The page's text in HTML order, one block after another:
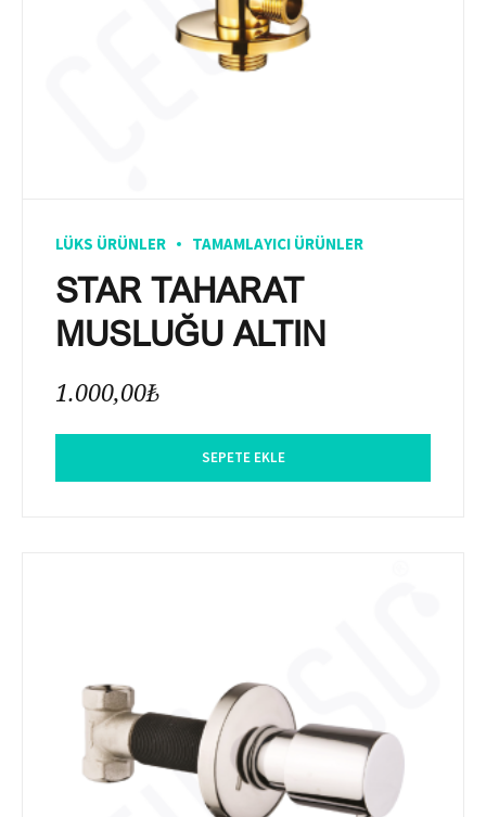
LÜKS ÜRÜNLER TAMAMLAYICI ÜRÜNLER
STAR TAHARAT
MUSLUĞU ALTIN
1.000,00₺
SEPETE EKLE